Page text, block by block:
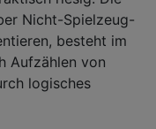
Nicht-Spielzeug-
besteht im
Aufzählen von
logisches